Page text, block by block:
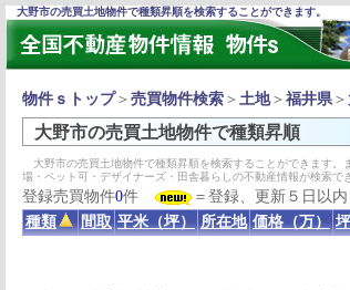
大野市の売買土地物件で種類昇順を検索することができます。
物件ｓトップ＞ 売買物件検索 ＞ 土地＞ 福井県＞
大野市の売買土地物件で種類昇順
大野市の売買土地物件で種類昇順を検索することができます。
場・ペット可・デザイナーズ・田舎暮らしの不動産情報が検索
登録売買物件0件
＝登録、更新５日以
種類
間取 平米（坪） 所在地 価格（万）